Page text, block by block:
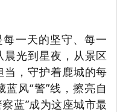
一天的坚守、每一
光到星夜，从景区
，守护着鹿城的每
风“警”线，擦亮自
蓝”成为这座城市最